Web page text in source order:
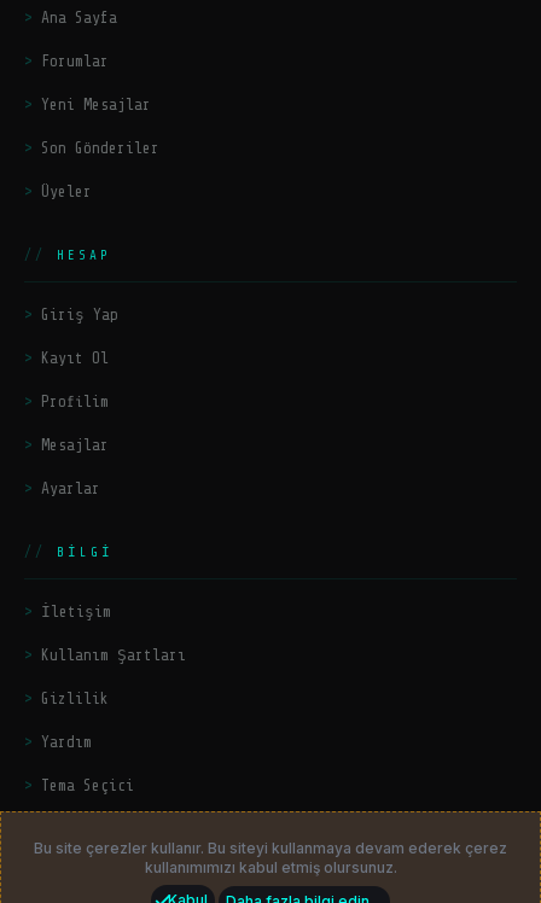
Ana Sayfa
Forumlar
Yeni Mesajlar
Son Gönderiler
Üyeler
HESAP
Giriş Yap
Kayıt Ol
Profilim
Mesajlar
Ayarlar
BILGI
İletişim
Kullanım Şartları
Gizlilik
Yardım
Tema Seçici
HackerZers.com— Tüm hakları saklıdır. | Community platform
Bu site çerezler kullanır. Bu siteyi kullanmaya devam ederek çerez
kullanımımızı kabul etmiş olursunuz.